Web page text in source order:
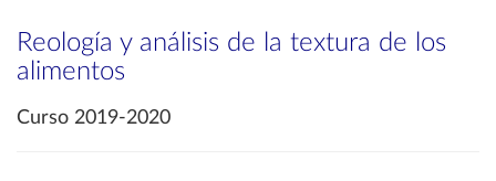
Reología y análisis de la textura de los
alimentos
Curso 2019-2020